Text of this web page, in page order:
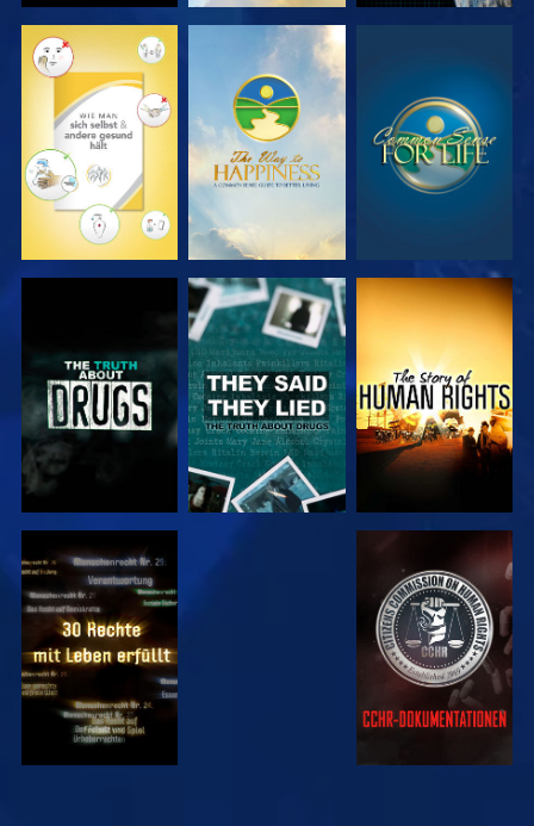
ANSEHEN ANSEHEN ANSEHEN
ANSEHEN ANSEHEN
ANSEHEN ANSEHEN